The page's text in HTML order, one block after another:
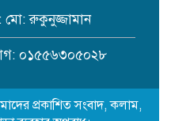
সাব-রেজিস্ট্রার অফিসে
রক্তাক্ত জখম নকল নবিশ
মো: রুকুনুজ্জামান
০১৫৫৬৩০৫০২৮
প্রকাশিত সংবাদ, কলাম,